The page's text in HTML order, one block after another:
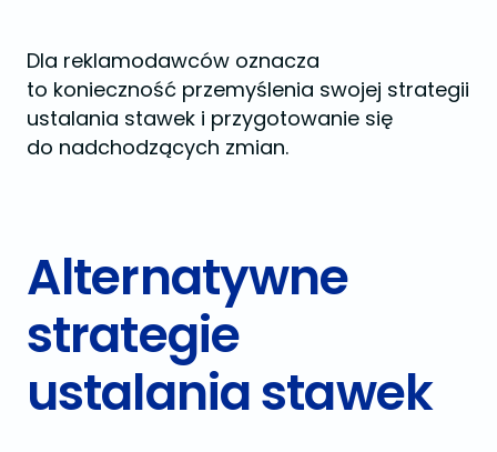
Dla reklamodawców oznacza
to konieczność przemyślenia swojej strategii
ustalania stawek i przygotowanie się
do nadchodzących zmian​.
Alternatywne
strategie
ustalania stawek